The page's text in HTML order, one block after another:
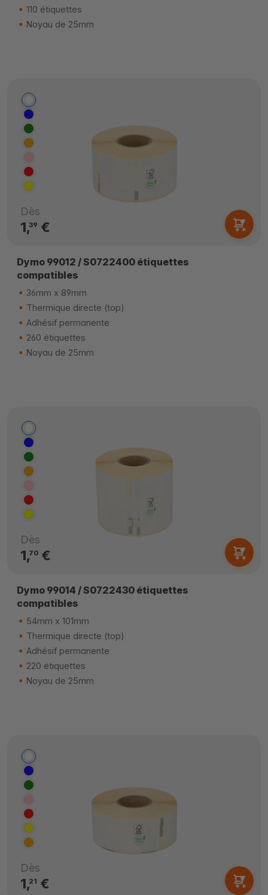
110 étiquettes
Noyau de 25mm
Dès
1,39 €
Dymo 99012 / S0722400 étiquettes
compatibles
36mm x 89mm
Thermique directe (top)
Adhésif permanente
260 étiquettes
Noyau de 25mm
Dès
1,70€
Dymo 99014 / S0722430 étiquettes
compatibles
54mm x 101mm
Thermique directe (top)
Adhésif permanente
220 étiquettes
Noyau de 25mm
Dès
1,21 €